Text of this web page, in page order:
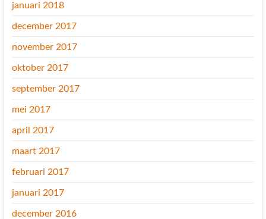
januari 2018
december 2017
november 2017
oktober 2017
september 2017
mei 2017
april 2017
maart 2017
februari 2017
januari 2017
december 2016